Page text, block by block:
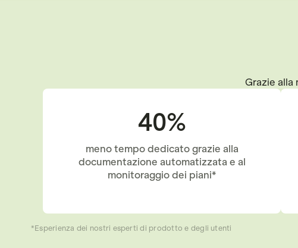
Grazie alla
40%
meno tempo dedicato grazie alla
documentazione automatizzata e al
monitoraggio dei piani*
*Esperienza dei nostri esperti di prodotto e degli utenti